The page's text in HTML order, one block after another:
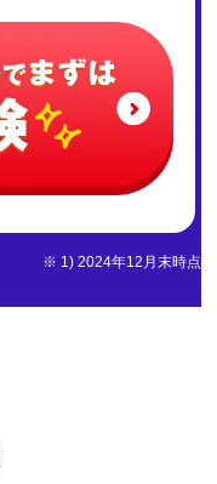
※ 1) 2024年12月末時点